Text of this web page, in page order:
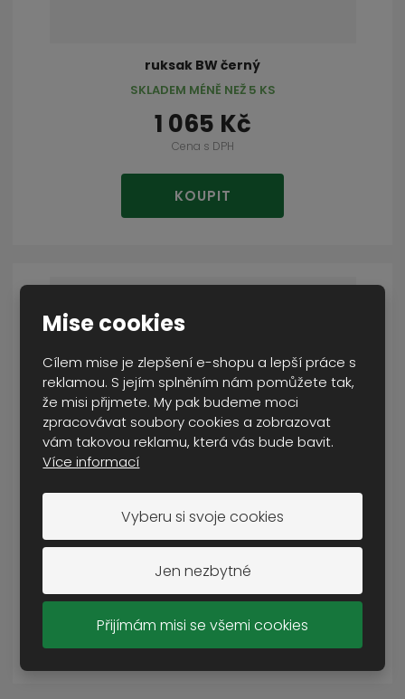
Mise cookies
Cílem mise je zlepšení e-shopu a lepší práce s
reklamou. S jejím splněním nám pomůžete tak,
že misi přijmete. My pak budeme moci
zpracovávat soubory cookies a zobrazovat
vám takovou reklamu, která vás bude bavit.
Více informací
Vyberu si svoje cookies
Jen nezbytné
Přijímám misi se všemi cookies
ruksak BW černý
1 065 Kč
Cena s DPH
KOUPIT
SKLADEM MÉNĚ NEŽ 5 KS
1 490 Kč
Cena s DPH
KOUPIT
SKLADEM MÉNĚ NEŽ 5 KS